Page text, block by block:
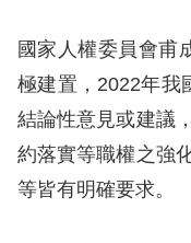
心
人
權
公
約
國家人權委員會甫
極建置，2022年我
結論性意見或建議
約落實等職權之強
等皆有明確要求。